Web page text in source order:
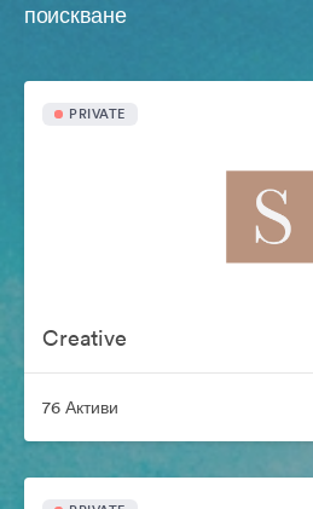
поискване
PRIVATE
Creative
76 Активи